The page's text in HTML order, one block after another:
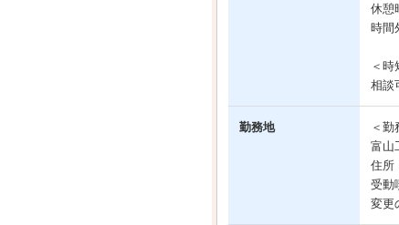
休憩
時間
＜時
相談
勤務地
＜勤
富山
住所
受動
変更